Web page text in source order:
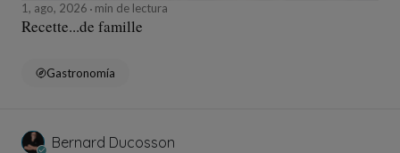
1, ago, 2026 min de lectura
Recette...de famille
Gastronomía
Bernard Ducosson